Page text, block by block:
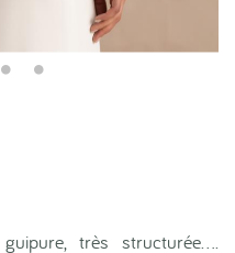
très structurée....